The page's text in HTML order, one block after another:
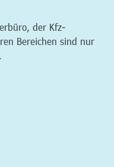
der Kfz-
Bereichen sind nur